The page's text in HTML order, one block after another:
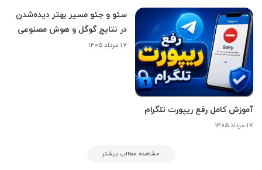
آموزش کامل رفع ریپورت تلگرام
۱۷ مرداد ۱۴۰۵
سئو و جئو مسیر بهتر دیده‌شدن
در نتایج گوگل و هوش مصنوعی
۱۷ مرداد ۱۴۰۵
مشاهده مطالب بیشتر